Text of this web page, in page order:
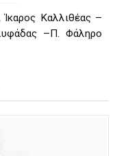
Καλλιθέας –
–Π. Φάληρο